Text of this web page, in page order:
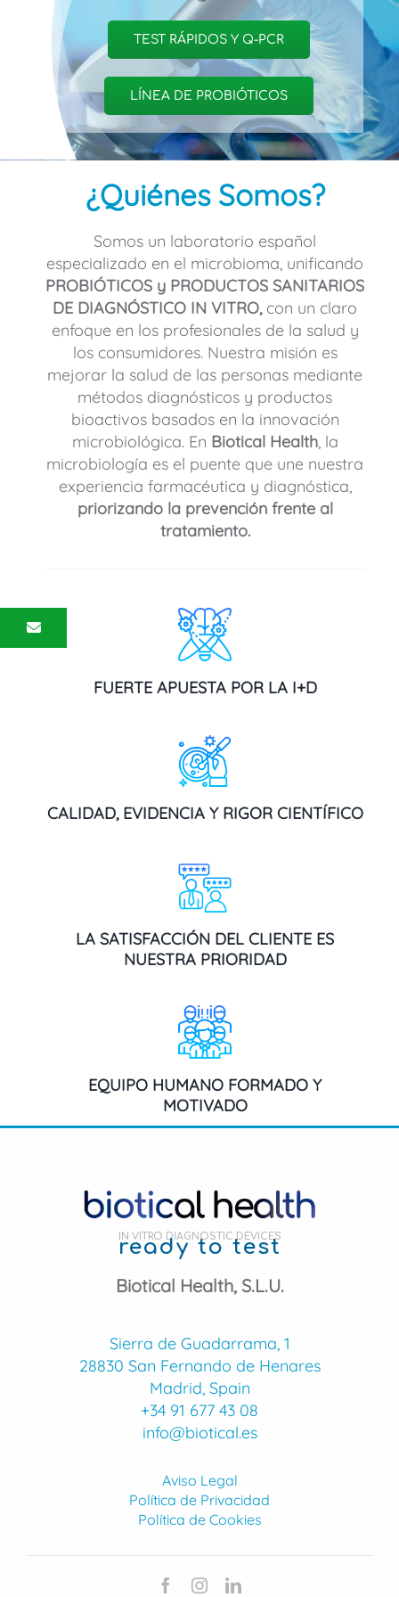
TEST RÁPIDOS Y Q-PCR
LÍNEA DE PROBIÓTICOS
¿Quiénes Somos?
Somos un laboratorio español
especializado en el microbioma, unificando
PROBIÓTICOS y PRODUCTOS SANITARIOS
DE DIAGNÓSTICO IN VITRO, con un claro
enfoque en los profesionales de la salud y
los consumidores. Nuestra misión es
mejorar la salud de las personas mediante
métodos diagnósticos y productos
bioactivos basados en la innovación
microbiológica. En Biotical Health, la
microbiología es el puente que une nuestra
experiencia farmacéutica y diagnóstica,
priorizando la prevención frente al
tratamiento.
FUERTE APUESTA POR LA I+D
CALIDAD, EVIDENCIA Y RIGOR CIENTÍFICO
LA SATISFACCIÓN DEL CLIENTE ES
NUESTRA PRIORIDAD
EQUIPO HUMANO FORMADO Y
MOTIVADO
IN VITRO DIAGNOSTIC DEVICES
ready to test
Biotical Health, S.L.U.
Sierra de Guadarrama, 1
28830 San Fernando de Henares
Madrid, Spain
+34 91 677 43 08
info@biotical.es
Aviso Legal
Política de Privacidad
Política de Cookies